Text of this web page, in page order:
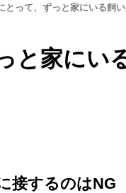
とって、ずっと家にいる飼
と家にい
接するのはNG